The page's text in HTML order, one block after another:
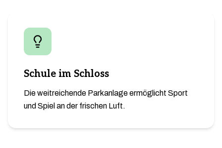
Schule im Schloss
Die weitreichende Parkanlage ermöglicht Sport
und Spiel an der frischen Luft.